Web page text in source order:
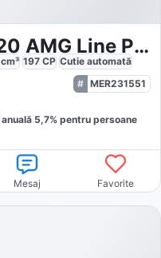
Mercedes-Benz E 220 AMG Line Premium Plus
cm³ 197 CP Cutie automată
MER231551
anuală 5,7% pentru persoane
Mesaj Favorite